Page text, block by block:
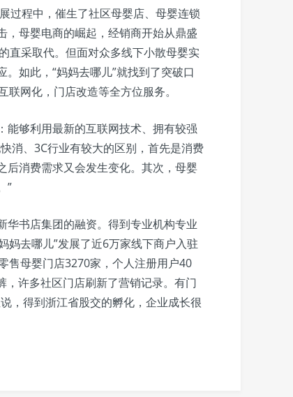
过程中，催生了社区母婴店、母婴连锁
，母婴电商的崛起，经销商开始从鼎盛
直采取代。但面对众多线下小散母婴实
如此，“妈妈去哪儿”就找到了突破口
网化，门店改造等全方位服务。
能够利用最新的互联网技术、拥有较强
消、3C行业有较大的区别，首先是消费
后消费需求又会发生变化。其次，母婴
”
华书店集团的融资。得到专业机构专业
妈去哪儿”发展了近6万家线下商户入驻
售母婴门店3270家，个人注册用户40
许多社区门店刷新了营销记录。有门
，得到浙江省股交的孵化，企业成长很